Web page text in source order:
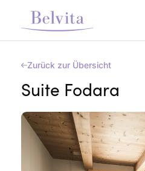
Zurück zur Übersicht
Suite Fodara